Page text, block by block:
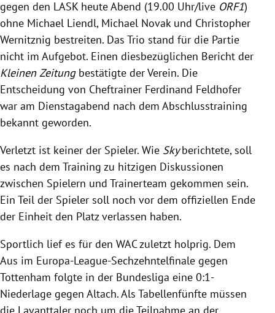
gegen den LASK heute Abend (19.00 Uhr/live ORF1)
ohne Michael Liendl, Michael Novak und Christopher
Wernitznig bestreiten. Das Trio stand für die Partie
nicht im Aufgebot. Einen diesbezüglichen Bericht der
Kleinen Zeitungbestätigte der Verein. Die
Entscheidung von Cheftrainer Ferdinand Feldhofer
war am Dienstagabend nach dem Abschlusstraining
bekannt geworden.
Verletzt ist keiner der Spieler. Wie Skyberichtete, soll
es nach dem Training zu hitzigen Diskussionen
zwischen Spielern und Trainerteam gekommen sein.
Ein Teil der Spieler soll noch vor dem offiziellen Ende
der Einheit den Platz verlassen haben.
Sportlich lief es für den WAC zuletzt holprig. Dem
Aus im Europa-League-Sechzehntelfinale gegen
Tottenham folgte in der Bundesliga eine 0:1-
Niederlage gegen Altach. Als Tabellenfünfte müssen
die Lavanttaler noch um die Teilnahme an der